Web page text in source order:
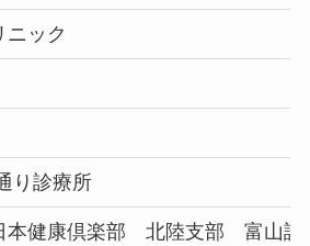
ニック
り診療所
健康倶楽部 北陸支部 富山診